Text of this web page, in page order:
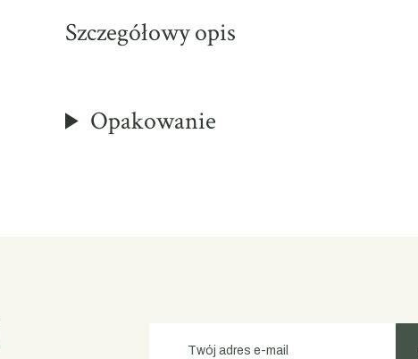
Szczegółowy opis
Opakowanie
Twój adres e-mail